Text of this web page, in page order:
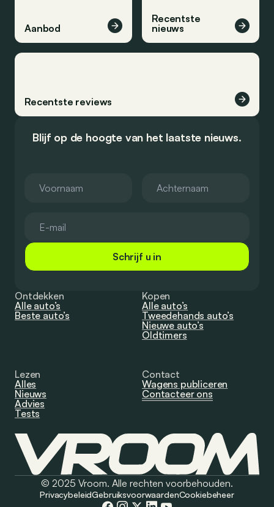
Aanbod
Recentste
nieuws
Recentste reviews
Blijf op de hoogte van het laatste nieuws.
Schrijf u in
Ontdekken
Alle auto’s
Beste auto’s
Kopen
Alle auto’s
Tweedehands auto’s
Nieuwe auto’s
Oldtimers
Lezen
Alles
Nieuws
Advies
Tests
Contact
Wagens publiceren
Contacteer ons
© 2025 Vroom. Alle rechten voorbehouden.
PrivacybeleidGebruiksvoorwaardenCookiebeheer